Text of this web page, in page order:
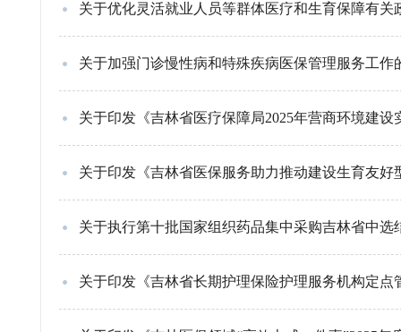
关于优化灵活就业人员等群体医疗和生育保障有关
关于加强门诊慢性病和特殊疾病医保管理服务工作
关于印发《吉林省医疗保障局2025年营商环境建设
关于印发《吉林省医保服务助力推动建设生育友好
关于执行第十批国家组织药品集中采购吉林省中选
关于印发《吉林省长期护理保险护理服务机构定点